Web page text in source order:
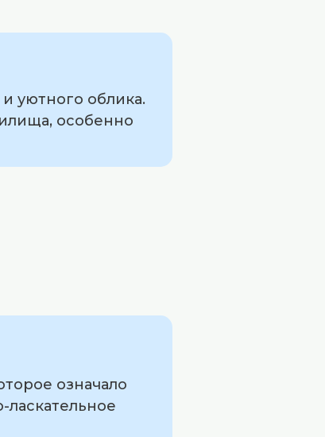
уютного облика.
особенно
означало